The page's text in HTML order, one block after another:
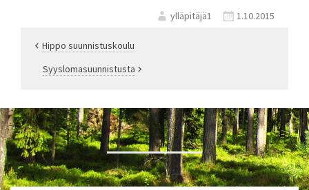
ylläpitäjä1 1.10.2015
Artikkelien
Hippo suunnistuskoulu
Syyslomasuunnistusta